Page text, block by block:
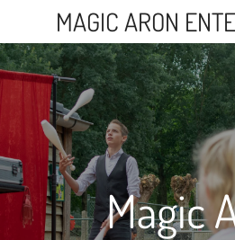
naar
de
hoofdinhoud
MAGIC ARON
Magic